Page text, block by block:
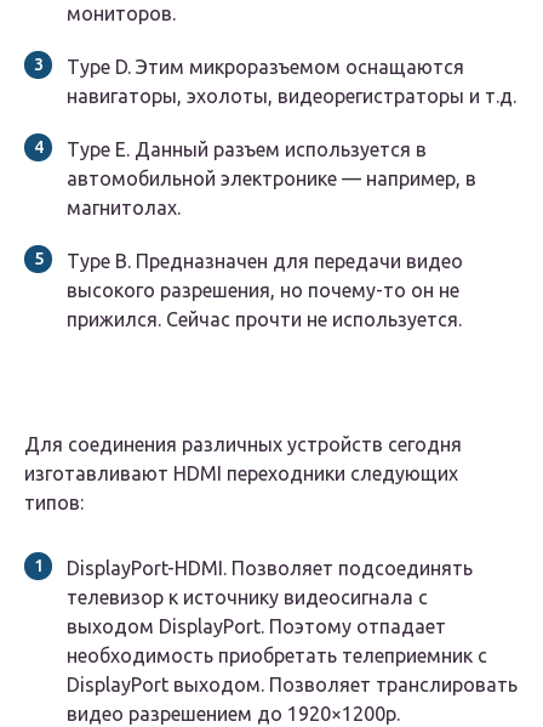
мониторов.
Type D. Этим микроразъемом оснащаются
навигаторы, эхолоты, видеорегистраторы и т.д.
Type E. Данный разъем используется в
автомобильной электронике — например, в
магнитолах.
Type B. Предназначен для передачи видео
высокого разрешения, но почему-то он не
прижился. Сейчас прочти не используется.
Для соединения различных устройств сегодня
изготавливают HDMI переходники следующих
типов:
DisplayPort-HDMI. Позволяет подсоединять
телевизор к источнику видеосигнала с
выходом DisplayPort. Поэтому отпадает
необходимость приобретать телеприемник c
DisplayPort выходом. Позволяет транслировать
видео разрешением до 1920×1200р.